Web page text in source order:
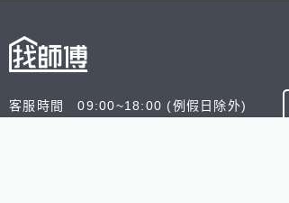
客服時間 09:00~18:00 (例假日除外)